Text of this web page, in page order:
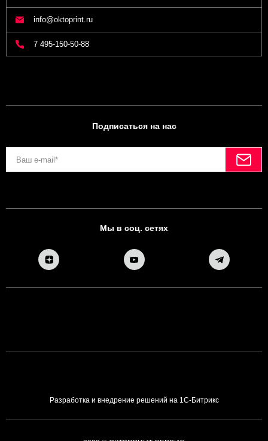
info@oktoprint.ru
7 495-150-50-88
Подписаться на нас
Мы в соц. сетях
Разработка и внедрение решений на 1С-Битрикс